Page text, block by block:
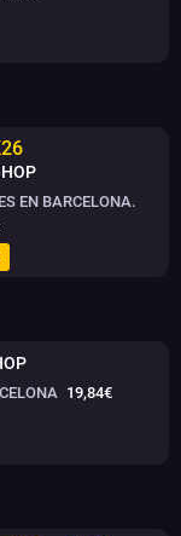
EN BARCELONA.
19,84€